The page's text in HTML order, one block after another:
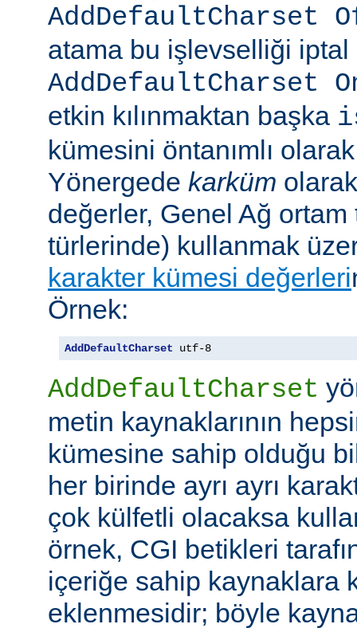
AddDefaultCharset
atama bu işlevselliği iptal
AddDefaultCharset
etkin kılınmaktan başka
kümesini öntanımlı
Yönergede karküm
değerler, Genel Ağ
türlerinde) kullanmak
karakter kümesi değerleri
Örnek:
AddDefaultCharset utf-8
AddDefaultCharset
metin kaynaklarının
kümesine sahip olduğu
her birinde ayrı ayrı
çok külfetli olacaksa
örnek, CGI betikleri
içeriğe sahip kaynaklara
eklenmesidir; böyle